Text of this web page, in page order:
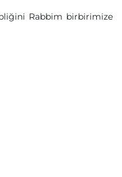
Rabbim birbirimize